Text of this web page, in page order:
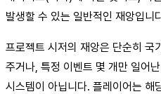
발생할 수 있는 일반적인 재앙입니
프로젝트 시저의 재앙은 단순히 국
주거나, 특정 이벤트 몇 개만 일어
시스템이 아닙니다. 플레이어는 해